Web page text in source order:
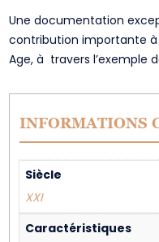
Une documentation
contribution importante à
Age, à travers l’exemple
INFORMATIONS
Siècle
XXI
Caractéristiques